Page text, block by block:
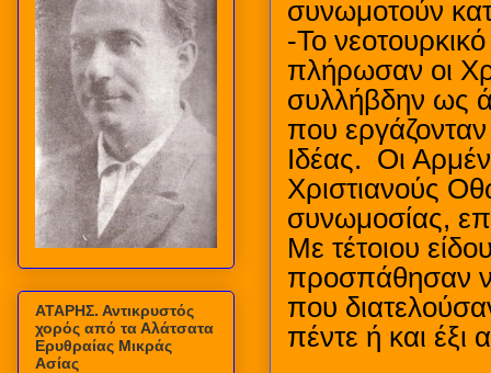
συνωμοτούν
-Το
πλήρωσαν οι
συλλήβδην ως
που
Ιδέας.
Οι
Χριστιανούς
συνωμοσίας,
Με τέτοιου
προσπάθησαν
που
πέντε ή και έξι
ΑΤΑΡΗΣ. Αντικρυστός
χορός από τα Αλάτσατα
Ερυθραίας Μικράς
Ασίας